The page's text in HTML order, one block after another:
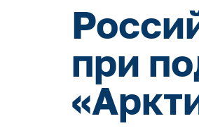
при